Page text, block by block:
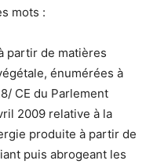
mots :
partir de matières
énumérées à
CE du Parlement
2009 relative à la
produite à partir de
puis abrogeant les